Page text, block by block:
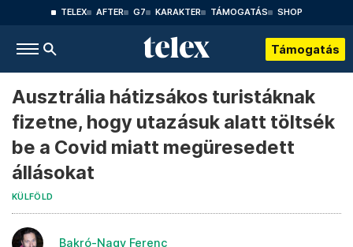
TELEX AFTER G7 KARAKTER TÁMOGATÁS SHOP
Támogatás
Ausztrália hátizsákos turistáknak
fizetne, hogy utazásuk alatt töltsék
be a Covid miatt megüresedett
állásokat
KÜLFÖLD
Bakró-Nagy Ferenc